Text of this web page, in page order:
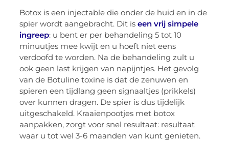
Botox is een injectable die onder de huid en in de
spier wordt aangebracht. Dit iseen vrij simpele
ingreep: u bent er per behandeling 5 tot 10
minuutjes mee kwijt en u hoeft niet eens
verdoofd te worden. Na de behandeling zult u
ook geen last krijgen van napijntjes. Het gevolg
van de Botuline toxine is dat de zenuwen en
spieren een tijdlang geen signaaltjes (prikkels)
over kunnen dragen. De spier is dus tijdelijk
uitgeschakeld. Kraaienpootjes met botox
aanpakken, zorgt voor snel resultaat: resultaat
waar u tot wel 3-6 maanden van kunt genieten.